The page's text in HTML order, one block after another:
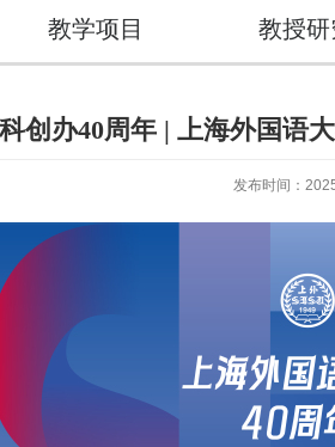
教学项目 教授研
创办40周年 | 上海外国语
发布时间：